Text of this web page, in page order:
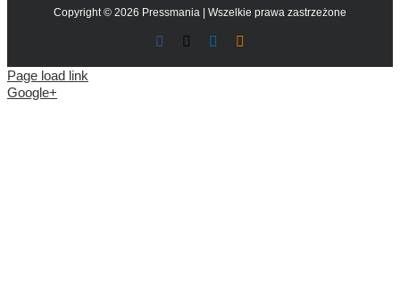
Copyright © 2026 Pressmania | Wszelkie prawa zastrzeżone
Facebook LinkedIn
Page load link
Google+